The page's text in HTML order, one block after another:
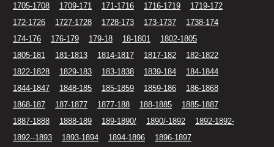
1705-1708
1709-171 171-1716 1716-1719
1719-172
172-1726
1727-1728 1728-173 173-1737
1738-174
174-176
176-179 179-18 18-1801
1802-1805
1805-181
181-1813 1814-1817 1817-182
182-1822
1822-1828
1829-183 183-1838 1839-184
184-1844
1844-1847
1848-185 185-1859 1859-186
186-1868
1868-187
187-1877 1877-188 188-1885
1885-1887
1887-1888
1888-189 189-1890/ 1890/-1892
1892-1892-
1892--1893
1893-1894 1894-1896
1896-1897